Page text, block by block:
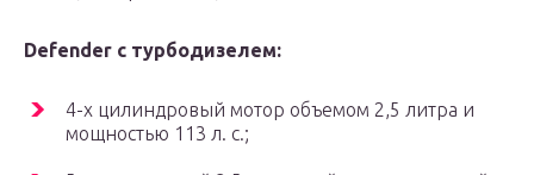
Defender с турбодизелем:
4-х цилиндровый мотор объемом 2,5 литра и
мощностью 113 л. с.;